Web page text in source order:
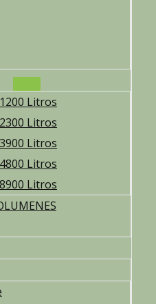
Litros
Litros
Litros
Litros
Litros